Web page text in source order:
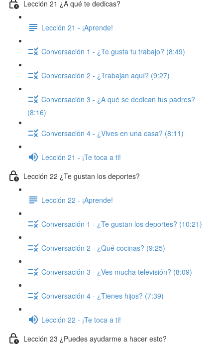
Lección 21 ¿A qué te dedicas?
Lección 21 - ¡Aprende!
Conversación 1 - ¿Te gusta tu trabajo? (8:49)
Conversación 2 - ¿Trabajan aquí? (9:27)
Conversación 3 - ¿A qué se dedican tus padres?
(8:16)
Conversación 4 - ¿Vives en una casa? (8:11)
Lección 21 - ¡Te toca a ti!
Lección 22 ¿Te gustan los deportes?
Lección 22 - ¡Aprende!
Conversación 1 - ¿Te gustan los deportes? (10:21)
Conversación 2 - ¿Qué cocinas? (9:25)
Conversación 3 - ¿Ves mucha televisión? (8:09)
Conversación 4 - ¿Tienes hijos? (7:39)
Lección 22 - ¡Te toca a ti!
Lección 23 ¿Puedes ayudarme a hacer esto?